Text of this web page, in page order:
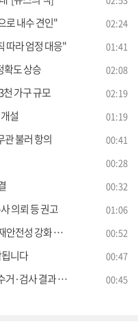
로 내수 견인" 02:24
따라 엄정 대응" 01:41
확도 상승 02:08
가구 규모 02:19
설 01:19
관 불러 항의 00:41
00:28
00:32
의뢰 등 권고 01:06
성 강화 필요 00:52
니다 00:47
검사 결과 발표 00:45